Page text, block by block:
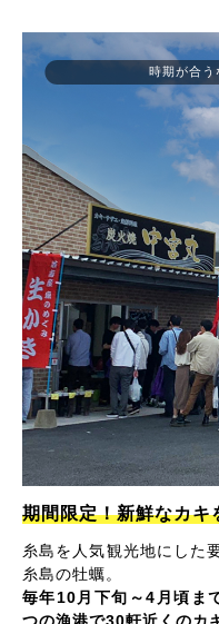
期間限定！新鮮なカキ
糸島を人気観光地にした
糸島の牡蠣。
毎年10月下旬～4月頃ま
時期が合う